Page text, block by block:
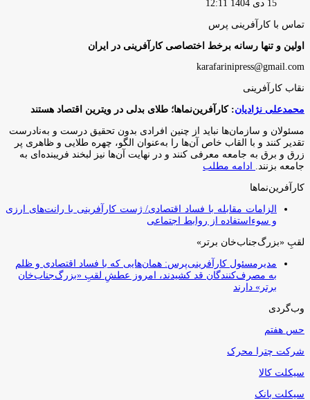
15 دی 1404 12:11
تماس با کارآفرینی پرس
اولین و تنها رسانه برخط اختصاصی کارآفرینی در ایران
karafarinipress@gmail.com
نقاب کارآفرینی
محمدعلی نژادیان: کارآفرین‌نماها؛ طلای بدلی در ویترین اقتصاد هستند
مسئولان و سازمان‌ها نباید از چنین افرادی بدون تحقیق درست و به‌نادرست
تقدیر کنند و با القاب خاص آ‌ن‌ها را به‌عنوان الگو، چهره طلایی و ظاهری پر
زرق و برق به جامعه معرفی کنند و در نهایت آن‌ها نیز لبخند فریبنده‌ای به
جامعه بزنند.
ادامه مطلب
کارآفرین‌نماها
الزامات مقابله با فساد اقتصادی/ ژست کارآفرینی با رانت‌های ارزی
و سوءاستفاده از روابط اجتماعی
لقبِ «بزرگ‌جناب‌خان برتر»
مدیرمسئول کارآفرینی‌پرس: همان‌هایی که با فساد اقتصادی و ظلم
به مصرف‌کنندگان قد کشیدند، امروز عطشِ لقبِ «بزرگ‌جناب‌خان
برتر» دارند
وب‌گردی
حس هفتم
شرکت چترا محرک
سیکلت کالا
سیکلت بانک